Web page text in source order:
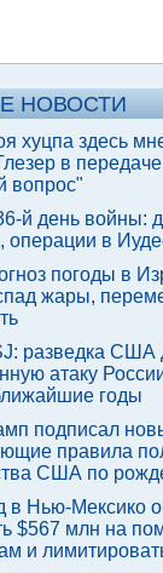
НОВОСТИ
хуцпа здесь
в
вопрос"
й день войны:
операции в
погоды в
жары,
разведка США
атаку
годы
подписал
правила
США по
в Нью-Мексико
$567 млн на
и